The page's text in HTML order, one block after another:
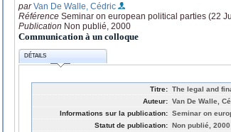
parVan De Walle, Cédric
Référence Seminar on european political parties (22
Publication Non publié, 2000
Communication à un colloque
DÉTAILS
Titre: The legal and
Auteur: Van De Walle,
Informations sur la publication: Seminar on
Statut de publication: Non publié, 2000